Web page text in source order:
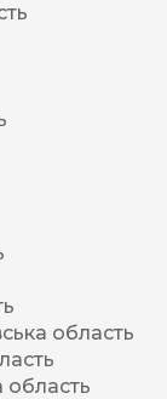
область
область